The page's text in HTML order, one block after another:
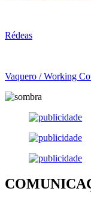
Rédeas
Vaquero / Working